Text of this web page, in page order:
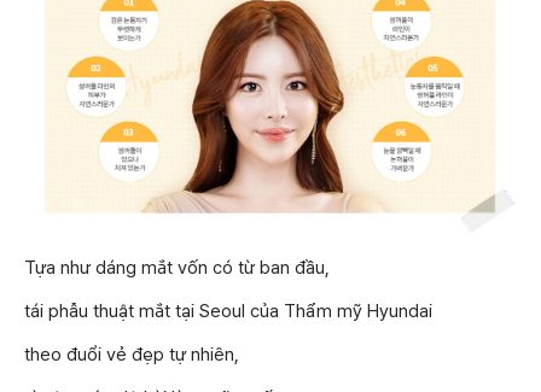
Tựa như dáng mắt vốn có từ ban đầu,
tái phẫu thuật mắt tại Seoul của Thẩm mỹ Hyundai
theo đuổi vẻ đẹp tự nhiên,